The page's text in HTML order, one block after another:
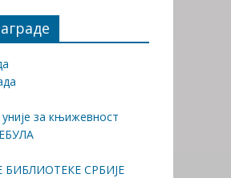
за књижевност
БИБЛИОТЕКЕ СРБИЈЕ